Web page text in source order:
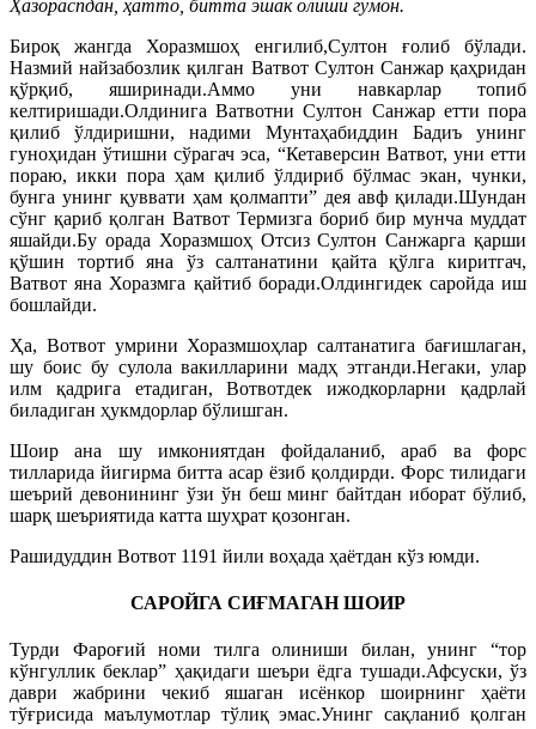
Ҳазораспдан, ҳатто, битта эшак олиши гумон.
Бироқ жангда Хоразмшоҳ енгилиб,Султон ғолиб бўлади.
Назмий найзабозлик қилган Ватвот Султон Санжар қаҳридан
қўрқиб, яширинади.Аммо уни навкарлар топиб
келтиришади.Олдинига Ватвотни Султон Санжар етти пора
қилиб ўлдиришни, надими Мунтаҳабиддин Бадиъ унинг
гуноҳидан ўтишни сўрагач эса, “Кетаверсин Ватвот, уни етти
пораю, икки пора ҳам қилиб ўлдириб бўлмас экан, чунки,
бунга унинг қуввати ҳам қолмапти” дея авф қилади.Шундан
сўнг қариб қолган Ватвот Термизга бориб бир мунча муддат
яшайди.Бу орада Хоразмшоҳ Отсиз Султон Санжарга қарши
қўшин тортиб яна ўз салтанатини қайта қўлга киритгач,
Ватвот яна Хоразмга қайтиб боради.Олдингидек саройда иш
бошлайди.
Ҳа, Вотвот умрини Хоразмшоҳлар салтанатига бағишлаган,
шу боис бу сулола вакилларини мадҳ этганди.Негаки, улар
илм қадрига етадиган, Вотвотдек ижодкорларни қадрлай
биладиган ҳукмдорлар бўлишган.
Шоир ана шу имкониятдан фойдаланиб, араб ва форс
тилларида йигирма битта асар ёзиб қолдирди. Форс тилидаги
шеърий девонининг ўзи ўн беш минг байтдан иборат бўлиб,
шарқ шеъриятида катта шуҳрат қозонган.
Рашидуддин Вотвот 1191 йили воҳада ҳаётдан кўз юмди.
САРОЙГА СИҒМАГАН ШОИР
Турди Фароғий номи тилга олиниши билан, унинг “тор
кўнгуллик беклар” ҳақидаги шеъри ёдга тушади.Афсуски, ўз
даври жабрини чекиб яшаган исёнкор шоирнинг ҳаёти
тўғрисида маълумотлар тўлиқ эмас.Унинг сақланиб қолган